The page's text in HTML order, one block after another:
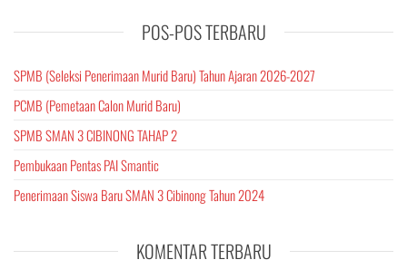
POS-POS TERBARU
SPMB (Seleksi Penerimaan Murid Baru) Tahun Ajaran 2026-2027
PCMB (Pemetaan Calon Murid Baru)
SPMB SMAN 3 CIBINONG TAHAP 2
Pembukaan Pentas PAI Smantic
Penerimaan Siswa Baru SMAN 3 Cibinong Tahun 2024
KOMENTAR TERBARU